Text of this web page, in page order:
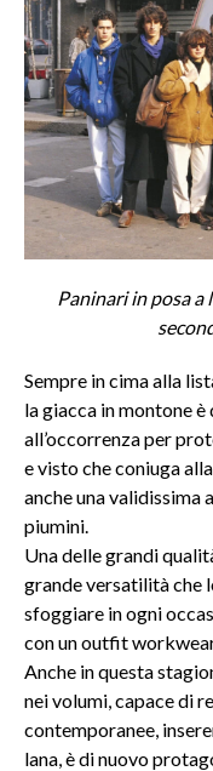
Paninari in posa
Sempre in cima alla
la giacca in montone
all’occorrenza per
e visto che coniuga
anche una
piumini.
Una delle grandi
grande versatilità che
sfoggiare in ogni
con un outfit
Anche in questa
nei volumi, capace di
contemporanee,
lana, è di nuovo